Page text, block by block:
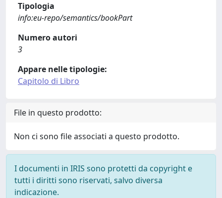
Tipologia
info:eu-repo/semantics/bookPart
Numero autori
3
Appare nelle tipologie:
Capitolo di Libro
File in questo prodotto:
Non ci sono file associati a questo prodotto.
I documenti in IRIS sono protetti da copyright e
tutti i diritti sono riservati, salvo diversa
indicazione.